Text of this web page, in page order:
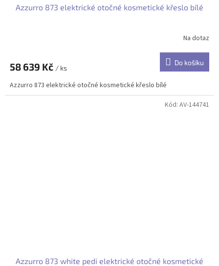
Azzurro 873 elektrické otočné kosmetické křeslo bílé
Na dotaz
58 639 Kč / ks
Do košíku
Azzurro 873 elektrické otočné kosmetické křeslo bílé
Azzurro 873 white pedi elektrické otočné kosmetické
Kód: AV-144741